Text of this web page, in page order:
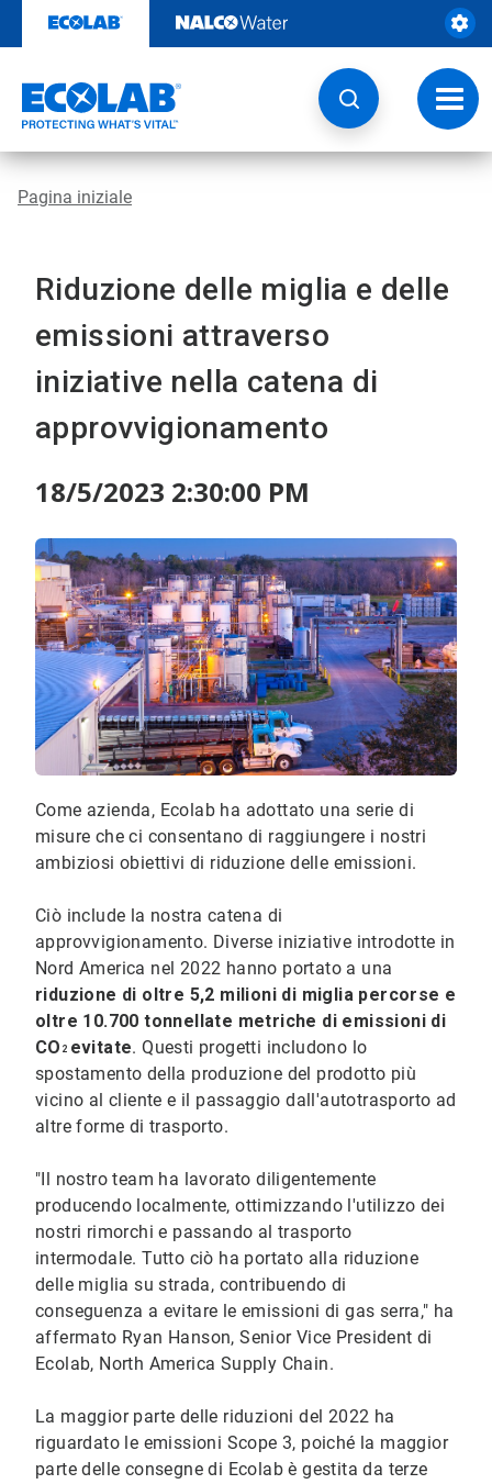
contenuto
Pagina iniziale
Riduzione delle miglia e delle
emissioni attraverso
iniziative nella catena di
approvvigionamento
18/5/2023 2:30:00 PM
Come azienda, Ecolab ha adottato una serie di
misure che ci consentano di raggiungere i nostri
ambiziosi obiettivi di riduzione delle emissioni.
Ciò include la nostra catena di
approvvigionamento. Diverse iniziative introdotte in
Nord America nel 2022 hanno portato a una
riduzione di oltre 5,2 milioni di miglia percorse e
oltre 10.700 tonnellate metriche di emissioni di
CO 2 evitate. Questi progetti includono lo
spostamento della produzione del prodotto più
vicino al cliente e il passaggio dall'autotrasporto ad
altre forme di trasporto.
"Il nostro team ha lavorato diligentemente
producendo localmente, ottimizzando l'utilizzo dei
nostri rimorchi e passando al trasporto
intermodale. Tutto ciò ha portato alla riduzione
delle miglia su strada, contribuendo di
conseguenza a evitare le emissioni di gas serra," ha
affermato Ryan Hanson, Senior Vice President di
Ecolab, North America Supply Chain.
La maggior parte delle riduzioni del 2022 ha
riguardato le emissioni Scope 3, poiché la maggior
parte delle consegne di Ecolab è gestita da terze